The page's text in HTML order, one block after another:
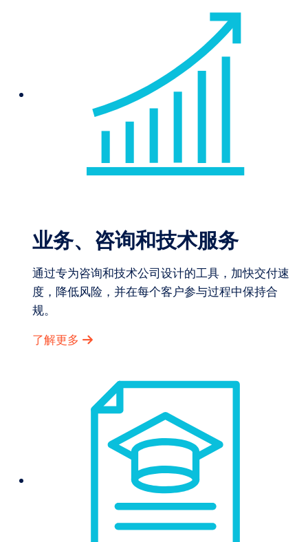
业务、咨询和技术服务
通过专为咨询和技术公司设计的工具，加快交付速
度，降低风险，并在每个客户参与过程中保持合
规。
了解更多